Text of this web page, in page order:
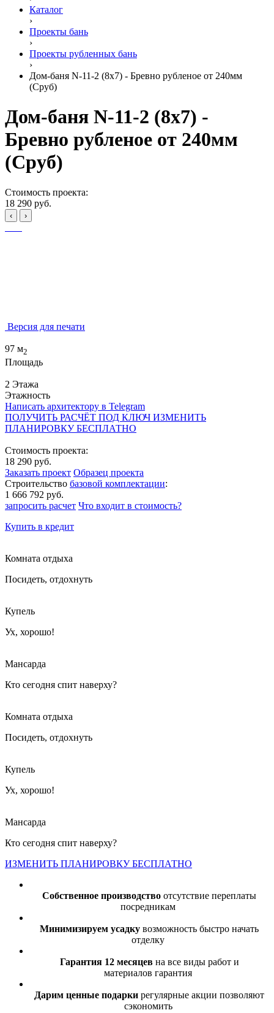
Каталог
›
Проекты бань
›
Проекты рубленных бань
›
Дом-баня N-11-2 (8х7) - Бревно рубленое от 240мм
(Сруб)
Дом-баня N-11-2 (8х7) -
Бревно рубленое от 240мм
(Сруб)
Стоимость проекта:
18 290 руб.
‹ ›
Версия для печати
97 м2
Площадь
2 Этажа
Этажность
Написать архитектору в Telegram
ПОЛУЧИТЬ РАСЧЁТ ПОД КЛЮЧ ИЗМЕНИТЬ
ПЛАНИРОВКУ БЕСПЛАТНО
Стоимость проекта:
18 290 руб.
Заказать проект Образец проекта
Строительство базовой комплектации:
1 666 792 руб.
запросить расчет Что входит в стоимость?
Купить в кредит
Комната отдыха
Посидеть, отдохнуть
Купель
Ух, хорошо!
Мансарда
Кто сегодня спит наверху?
Комната отдыха
Посидеть, отдохнуть
Купель
Ух, хорошо!
Мансарда
Кто сегодня спит наверху?
ИЗМЕНИТЬ ПЛАНИРОВКУ БЕСПЛАТНО
Собственное производство отсутствие переплаты
посредникам
Минимизируем усадку возможность быстро начать
отделку
Гарантия 12 месяцев на все виды работ и
материалов гарантия
Дарим ценные подарки регулярные акции позволяют
сэкономить